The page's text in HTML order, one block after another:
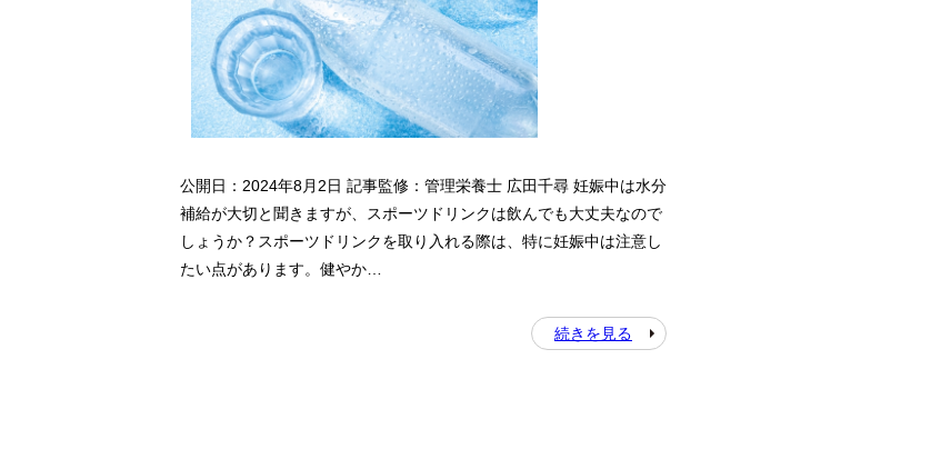
公開日：2024年8月2日 記事監修：管理栄養士 広田千尋 妊娠中は水分
補給が大切と聞きますが、スポーツドリンクは飲んでも大丈夫なので
しょうか？スポーツドリンクを取り入れる際は、特に妊娠中は注意し
たい点があります。健やか…
続きを見る